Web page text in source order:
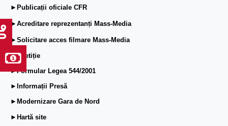
►Publicații oficiale CFR
►Acreditare reprezentanți Mass-Media
►Solicitare acces filmare Mass-Media
►ePetiție
►Formular Legea 544/2001
►Informații Presă
►Modernizare Gara de Nord
►Hartă site